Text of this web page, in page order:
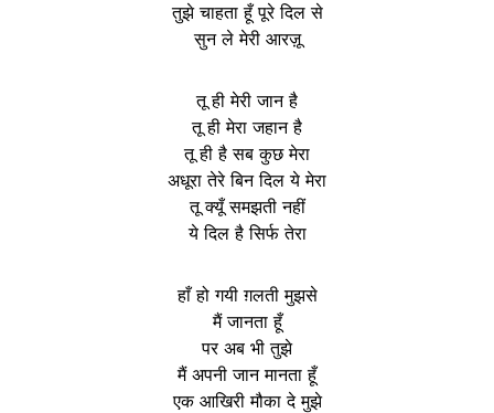
तुझे चाहता हूँ पूरे दिल से
सुन ले मेरी आरज़ू
तू ही मेरी जान है
तू ही मेरा जहान है
तू ही है सब कुछ मेरा
अधूरा तेरे बिन दिल ये मेरा
तू क्यूँ समझती नहीं
ये दिल है सिर्फ तेरा
हाँ हो गयी ग़लती मुझसे
मैं जानता हूँ
पर अब भी तुझे
मैं अपनी जान मानता हूँ
एक आखिरी मौका दे मुझे